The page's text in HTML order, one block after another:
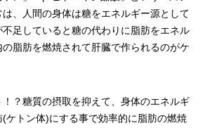
、人間の身体は糖をエネルギー源として
足していると糖の代わりに脂肪をエネル
脂肪を燃焼されて肝臓で作られるのがケ
？糖質の摂取を抑えて、身体のエネルギ
ケトン体)にする事で効率的に脂肪の燃焼